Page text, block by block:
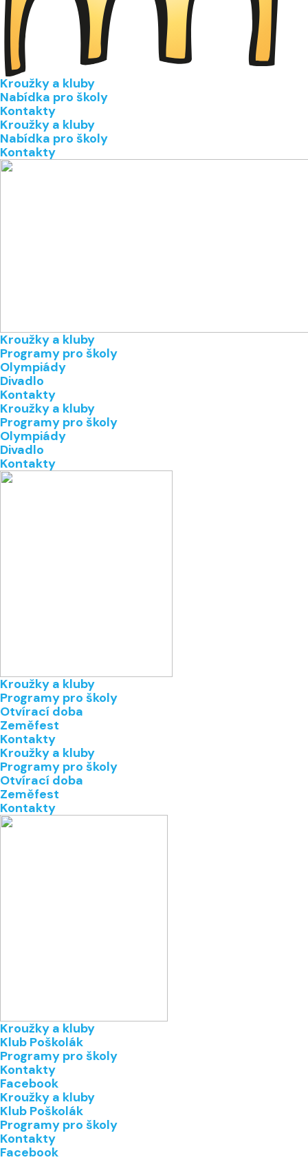
Kroužky a kluby
Nabídka pro školy
Kontakty
Kroužky a kluby
Nabídka pro školy
Kontakty
Kroužky a kluby
Programy pro školy
Olympiády
Divadlo
Kontakty
Kroužky a kluby
Programy pro školy
Olympiády
Divadlo
Kontakty
Kroužky a kluby
Programy pro školy
Otvírací doba
Zeměfest
Kontakty
Kroužky a kluby
Programy pro školy
Otvírací doba
Zeměfest
Kontakty
Kroužky a kluby
Klub Poškolák
Programy pro školy
Kontakty
Facebook
Kroužky a kluby
Klub Poškolák
Programy pro školy
Kontakty
Facebook